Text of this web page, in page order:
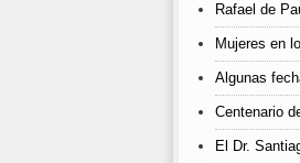
Rafael de
Mujeres en
Algunas
Centenario
El Dr.